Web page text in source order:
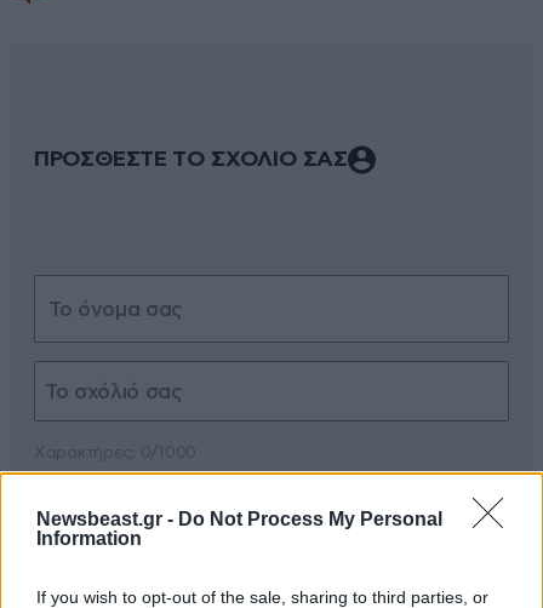
Newsbeast.gr - Do Not Process My Personal
Information
If you wish to opt-out of the sale, sharing to third parties, or
ΠΡΟΣΘΕΣΤΕ ΤΟ ΣΧΟΛΙΟ ΣΑΣ
Διαβάστε και ακολουθήστε τους κανόνες σχολιασμού